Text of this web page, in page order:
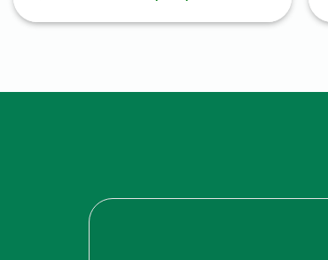
gốc
là:
hiện
tại